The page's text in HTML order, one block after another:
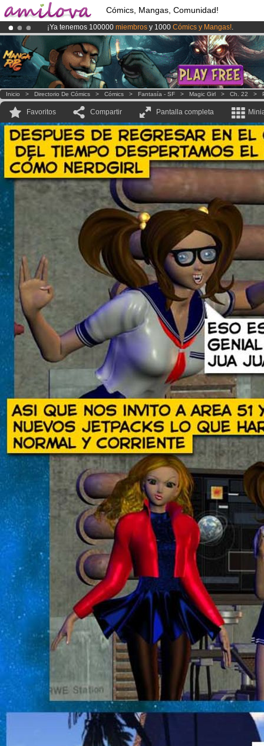
Cómics, Mangas, Comunidad!
¡Ya tenemos 100000 miembros y 1000 Cómics y Mangas!.
¡Conviertete en Premium por3.95 eurosal mes!Hazte Premium ya
El Kickstarter Amilova está desormado lanzado!.
Inicio > Directorio De Cómics > Cómics > Fantasía - SF > Magic Girl > Ch. 22 >
Favoritos Compartir Pantalla completa